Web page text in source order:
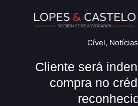
Cível, Notícias
Cliente será
compra no